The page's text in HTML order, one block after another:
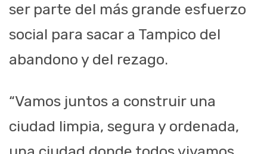
ser parte del más grande esfuerzo
social para sacar a Tampico del
abandono y del rezago.
“Vamos juntos a construir una
ciudad limpia, segura y ordenada,